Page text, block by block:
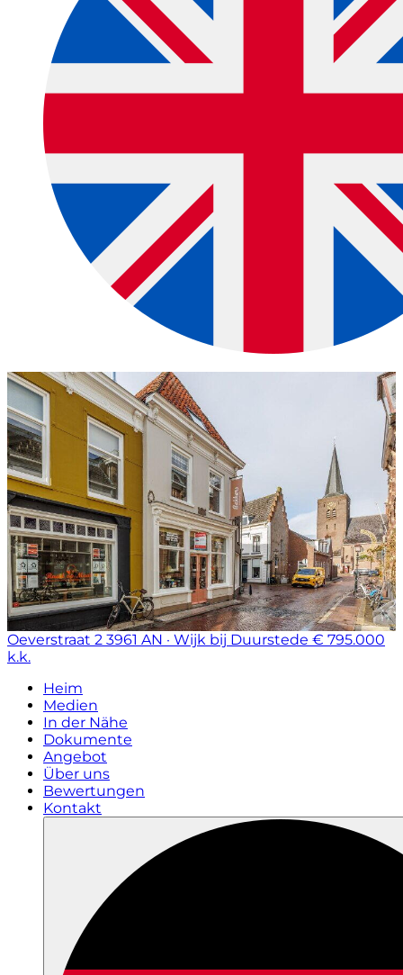
Oeverstraat 2 3961 AN · Wijk bij Duurstede € 795.000
k.k.
Heim
Medien
In der Nähe
Dokumente
Angebot
Über uns
Bewertungen
Kontakt